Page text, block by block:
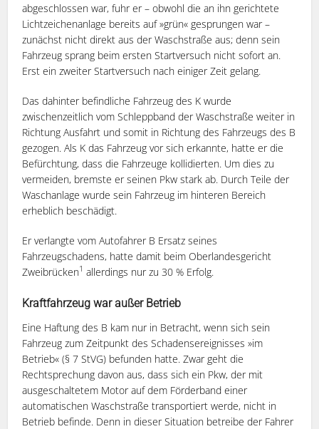
abgeschlossen war, fuhr er – obwohl die an ihn gerichtete
Lichtzeichenanlage bereits auf »grün« gesprungen war –
zunächst nicht direkt aus der Waschstraße aus; denn sein
Fahrzeug sprang beim ersten Startversuch nicht sofort an.
Erst ein zweiter Startversuch nach einiger Zeit gelang.
Das dahinter befindliche Fahrzeug des K wurde
zwischenzeitlich vom Schleppband der Waschstraße weiter in
Richtung Ausfahrt und somit in Richtung des Fahrzeugs des B
gezogen. Als K das Fahrzeug vor sich erkannte, hatte er die
Befürchtung, dass die Fahrzeuge kollidierten. Um dies zu
vermeiden, bremste er seinen Pkw stark ab. Durch Teile der
Waschanlage wurde sein Fahrzeug im hinteren Bereich
erheblich beschädigt.
Er verlangte vom Autofahrer B Ersatz seines
Fahrzeugschadens, hatte damit beim Oberlandesgericht
Zweibrücken1 allerdings nur zu 30 % Erfolg.
Kraftfahrzeug war außer Betrieb
Eine Haftung des B kam nur in Betracht, wenn sich sein
Fahrzeug zum Zeitpunkt des Schadensereignisses »im
Betrieb« (§ 7 StVG) befunden hatte. Zwar geht die
Rechtsprechung davon aus, dass sich ein Pkw, der mit
ausgeschaltetem Motor auf dem Förderband einer
automatischen Waschstraße transportiert werde, nicht in
Betrieb befinde. Denn in dieser Situation betreibe der Fahrer